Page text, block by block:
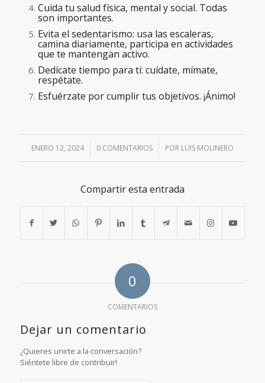
Cuida tu salud física, mental y social. Todas
son importantes.
Evita el sedentarismo: usa las escaleras,
camina diariamente, participa en actividades
que te mantengan activo.
Dedícate tiempo para ti: cuídate, mímate,
respétate.
Esfuérzate por cumplir tus objetivos. ¡Ánimo!
ENERO 12, 2024
/ 0 COMENTARIOS
/ POR LUIS MOLINERO
Compartir esta entrada
0
COMENTARIOS
Dejar un comentario
¿Quieres unirte a la conversación?
Siéntete libre de contribuir!